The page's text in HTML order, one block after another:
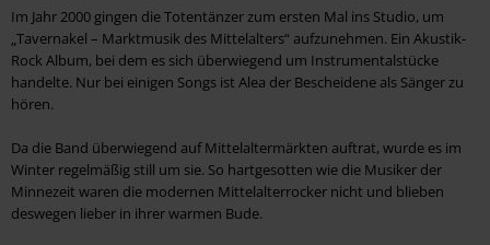
Im Jahr 2000 gingen die Totentänzer zum ersten Mal ins Studio, um
„Tavernakel – Marktmusik des Mittelalters“ aufzunehmen. Ein Akustik-
Rock Album, bei dem es sich überwiegend um Instrumentalstücke
handelte. Nur bei einigen Songs ist Alea der Bescheidene als Sänger zu
hören.
Da die Band überwiegend auf Mittelaltermärkten auftrat, wurde es im
Winter regelmäßig still um sie. So hartgesotten wie die Musiker der
Minnezeit waren die modernen Mittelalterrocker nicht und blieben
deswegen lieber in ihrer warmen Bude.